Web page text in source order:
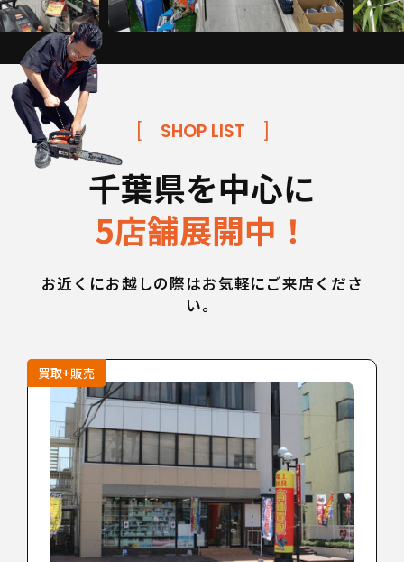
SHOP LIST
千葉県を中心に
5店舗展開中！
お近くにお越しの際はお気軽にご来店くださ
い。
買取+販売